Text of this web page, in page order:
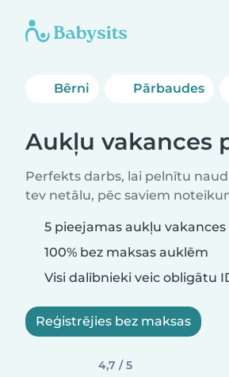
Bērni Pārbaudes
Aukļu vakances
Perfekts darbs, lai pelnītu
tev netālu, pēc saviem
5 pieejamas aukļu
100% bez maksas auklēm
Visi dalībnieki veic obligātu
Reģistrējies bez maksas
4,7 / 5